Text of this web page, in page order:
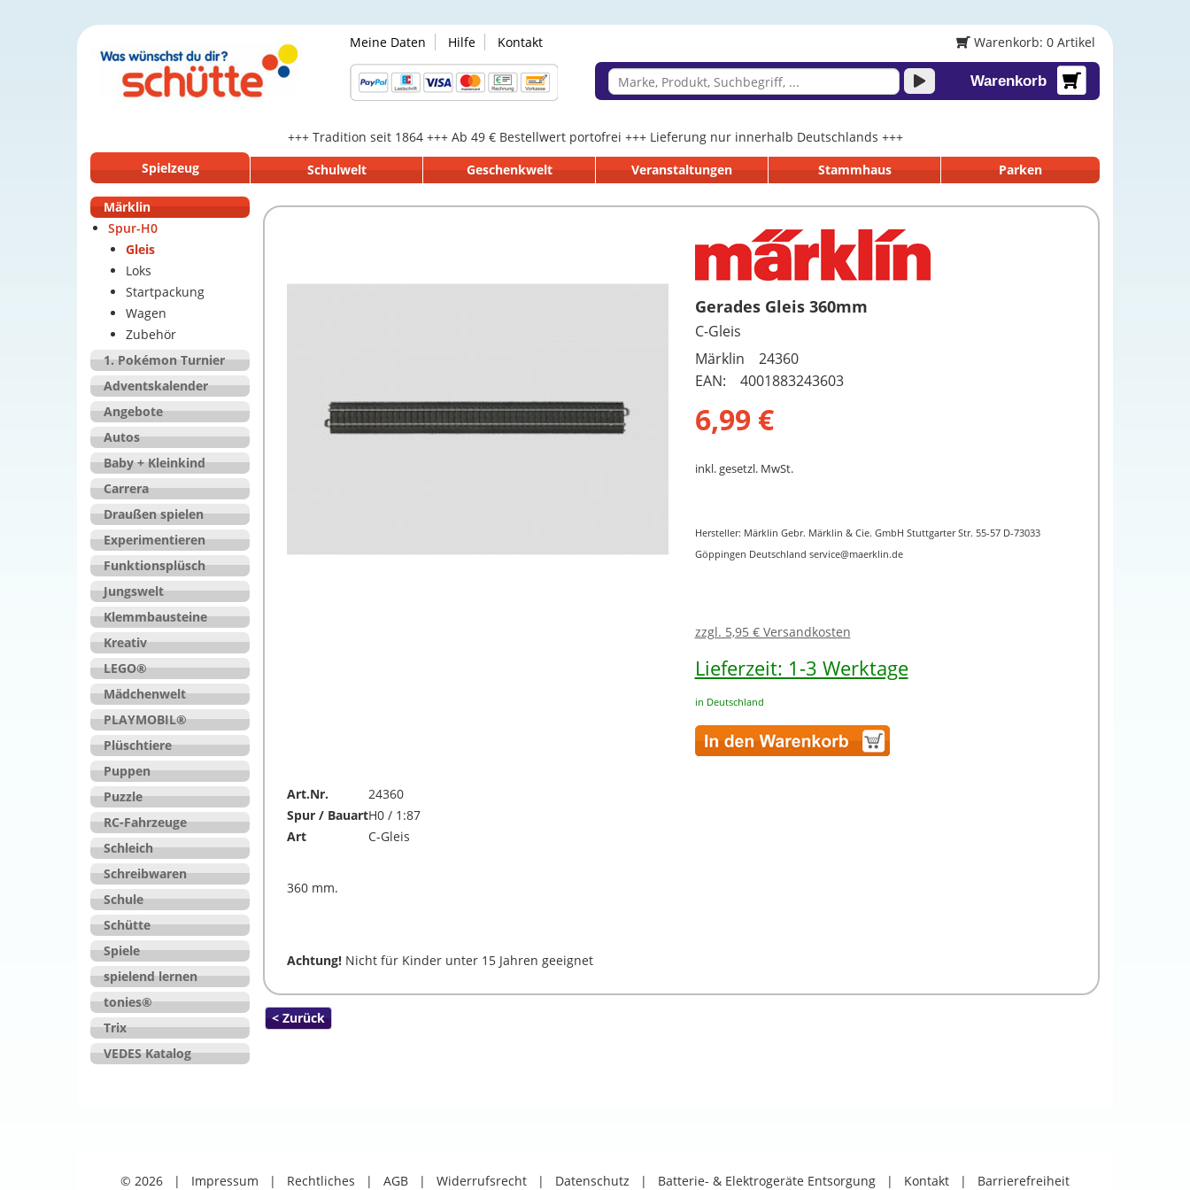
Meine Daten Hilfe Kontakt Warenkorb: 0 Artikel
Warenkorb
+++ Tradition seit 1864 +++ Ab 49 € Bestellwert portofrei +++ Lieferung nur innerhalb Deutschlands +++
Spielzeug
Schulwelt Geschenkwelt Veranstaltungen Stammhaus Parken
Märklin
Spur-H0
Gleis
Loks
Startpackung
Wagen
Zubehör
1. Pokémon Turnier
Adventskalender
Angebote
Autos
Baby + Kleinkind
Carrera
Draußen spielen
Experimentieren
Funktionsplüsch
Jungswelt
Klemmbausteine
Kreativ
LEGO®
Mädchenwelt
PLAYMOBIL®
Plüschtiere
Puppen
Puzzle
RC-Fahrzeuge
Schleich
Schreibwaren
Schule
Schütte
Spiele
spielend lernen
tonies®
Trix
VEDES Katalog
Gerades Gleis 360mm
C-Gleis
Märklin 24360
EAN: 4001883243603
6,99 €
inkl. gesetzl. MwSt.
Hersteller: Märklin Gebr. Märklin & Cie. GmbH Stuttgarter Str. 55-57 D-73033
Göppingen Deutschland service@maerklin.de
zzgl. 5,95 € Versandkosten
Lieferzeit: 1-3 Werktage
in Deutschland
Art.Nr.
24360
Spur / BauartH0 / 1:87
Art
C-Gleis
360 mm.
Achtung! Nicht für Kinder unter 15 Jahren geeignet
< Zurück
© 2026 | Impressum | Rechtliches | AGB | Widerrufsrecht | Datenschutz | Batterie- & Elektrogeräte Entsorgung | Kontakt | Barrierefreiheit